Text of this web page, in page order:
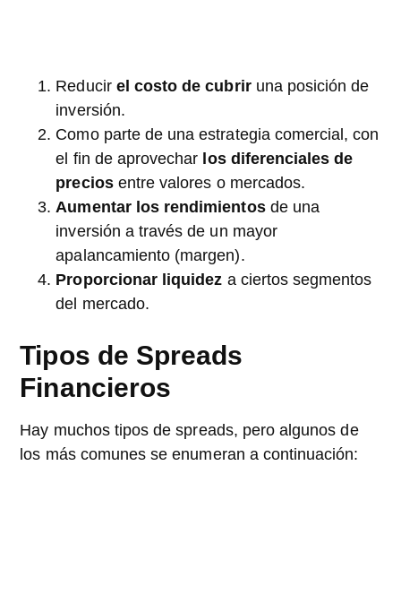
Reducir el costo de cubriruna posición de
inversión.
Como parte de una estrategia comercial, con
el fin de aprovechar los diferenciales de
preciosentre valores o mercados.
Aumentar los rendimientos de una
inversión a través de un mayor
apalancamiento (margen).
Proporcionar liquidez a ciertos segmentos
del mercado.
Tipos de Spreads
Financieros
Hay muchos tipos de spreads, pero algunos de
los más comunes se enumeran a continuación: